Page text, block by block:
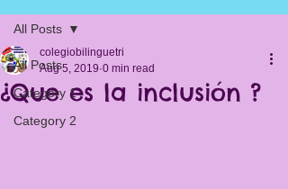
All Posts
Category 1
Category 2
All Posts
¿Que es la inclusión ?
colegiobilinguetri
Aug 5, 2019 0 min read